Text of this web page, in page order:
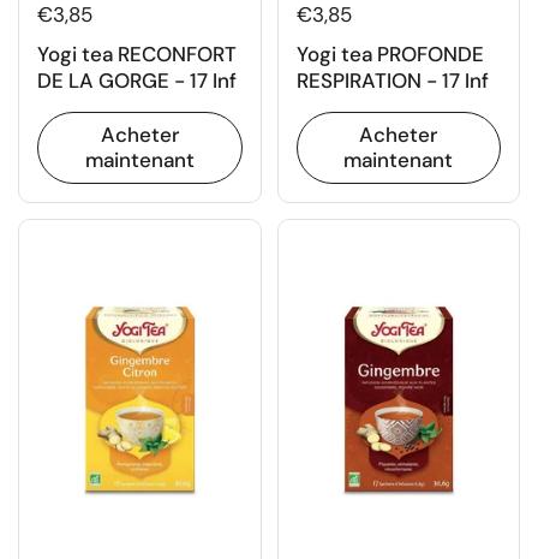
€3,85
Yogi tea RECONFORT
DE LA GORGE - 17 Inf
Acheter
maintenant
€3,85
Yogi tea PROFONDE
RESPIRATION - 17 Inf
Acheter
maintenant